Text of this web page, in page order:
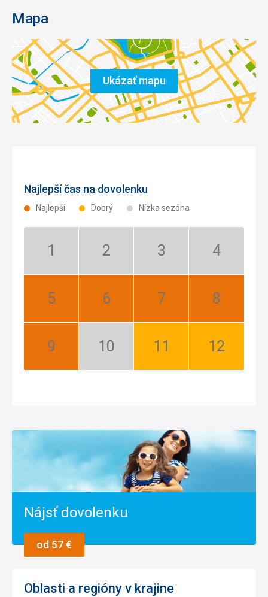
Mapa
Ukázať mapu
Najlepší čas na dovolenku
Najlepší Dobrý Nízka sezóna
Január:
Február:
Marec:
Apríl:
Máj:
Jún:
Júl:
August:
September:
Október:
November:
December:
Nájsť dovolenku
od 57 €
Oblasti a regióny v krajine